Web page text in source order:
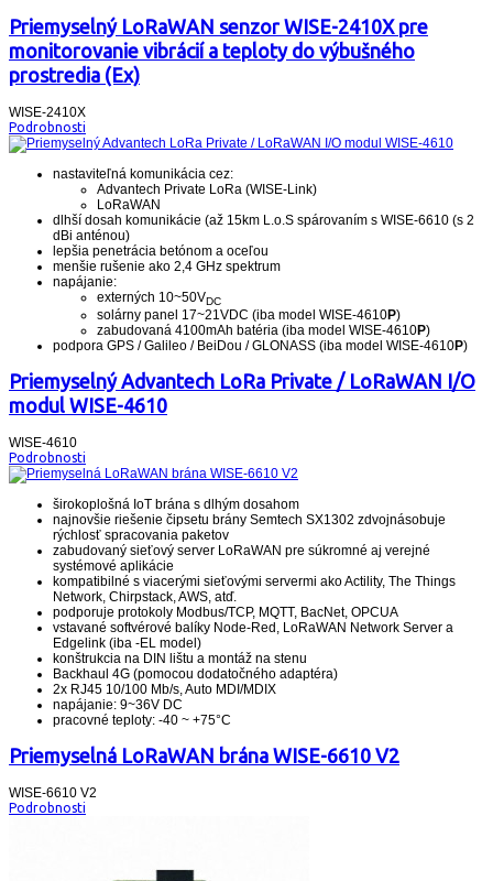
Priemyselný LoRaWAN senzor WISE-2410X pre
monitorovanie vibrácií a teploty do výbušného
prostredia (Ex)
WISE-2410X
Podrobnosti
nastaviteľná komunikácia cez:
Advantech Private LoRa (WISE-Link)
LoRaWAN
dlhší dosah komunikácie (až 15km L.o.S spárovaním s WISE-6610 (s 2
dBi anténou)
lepšia penetrácia betónom a oceľou
menšie rušenie ako 2,4 GHz spektrum
napájanie:
externých 10~50VDC
solárny panel 17~21VDC (iba model WISE-4610P)
zabudovaná 4100mAh batéria (iba model WISE-4610P)
podpora GPS / Galileo / BeiDou / GLONASS (iba model WISE-4610P)
Priemyselný Advantech LoRa Private / LoRaWAN I/O
modul WISE-4610
WISE-4610
Podrobnosti
širokoplošná IoT brána s dlhým dosahom
najnovšie riešenie čipsetu brány Semtech SX1302 zdvojnásobuje
rýchlosť spracovania paketov
zabudovaný sieťový server LoRaWAN pre súkromné ​​aj verejné
systémové aplikácie
kompatibilné s viacerými sieťovými servermi ako Actility, The Things
Network, Chirpstack, AWS, atď.
podporuje protokoly Modbus/TCP, MQTT, BacNet, OPCUA
vstavané softvérové ​​balíky Node-Red, LoRaWAN Network Server a
Edgelink (iba -EL model)
konštrukcia na DIN lištu a montáž na stenu
Backhaul 4G (pomocou dodatočného adaptéra)
2x RJ45 10/100 Mb/s, Auto MDI/MDIX
napájanie: 9~36V DC
pracovné teploty: -40 ~ +75°C
Priemyselná LoRaWAN brána WISE-6610 V2
WISE-6610 V2
Podrobnosti